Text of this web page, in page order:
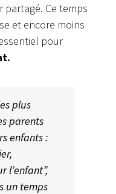
partagé. Ce temps
et encore moins
pour
plus
parents
enfants :
l’enfant”,
un temps